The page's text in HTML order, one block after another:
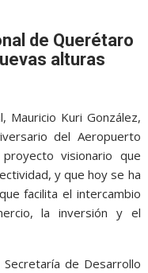
de Querétaro
alturas
Mauricio Kuri González,
del Aeropuerto
visionario que
y que hoy se ha
facilita el intercambio
la inversión y el
de Desarrollo